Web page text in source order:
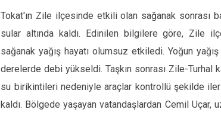
sene aynı şey oluyor.” Dedi.
Tokat'ın Zile ilçesinde etkili olan sağanak sonrası
sular altında kaldı. Edinilen bilgilere göre, Zile
sağanak yağış hayatı olumsuz etkiledi. Yoğun
derelerde debi yükseldi. Taşkın sonrası Zile-Turhal
su birikintileri nedeniyle araçlar kontrollü şekilde
kaldı. Bölgede yaşayan vatandaşlardan Cemil Uçar,